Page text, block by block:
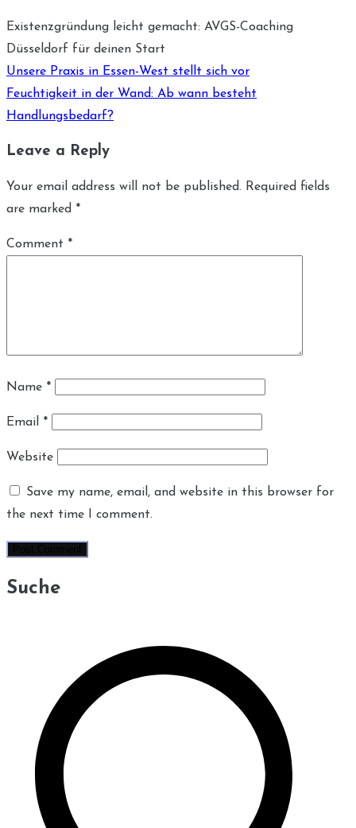
Existenzgründung leicht gemacht: AVGS-Coaching
Düsseldorf für deinen Start
Post
navigation
Unsere Praxis in Essen-West stellt sich vor
Feuchtigkeit in der Wand: Ab wann besteht
Handlungsbedarf?
Leave a Reply
Your email address will not be published. Required fields
are marked *
Comment *
Name *
Email *
Website
Save my name, email, and website in this browser for
the next time I comment.
Suche